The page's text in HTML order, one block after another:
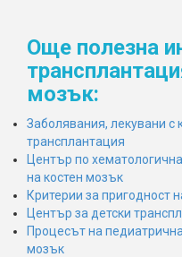
Още полезна
мозък:
Заболявания, лекувани с
трансплантация
Център по
на костен мозък
Критерии за пригодност
Център за детски
Процесът на
мозък